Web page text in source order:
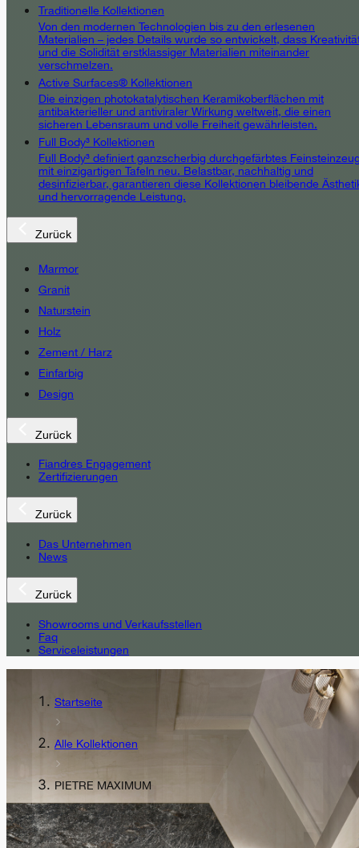
Traditionelle Kollektionen
Von den modernen Technologien bis zu den erlesenen
Materialien – jedes Details wurde so entwickelt, dass
und die Solidität erstklassiger Materialien miteinander
verschmelzen.
Active Surfaces® Kollektionen
Die einzigen photokatalytischen Keramikoberflächen mit
antibakterieller und antiviraler Wirkung weltweit, die einen
sicheren Lebensraum und volle Freiheit gewährleisten.
Full Body³ Kollektionen
Full Body³ definiert ganzscherbig durchgefärbtes
mit einzigartigen Tafeln neu. Belastbar, nachhaltig und
desinfizierbar, garantieren diese Kollektionen bleibende
und hervorragende Leistung.
Zurück
Marmor
Granit
Naturstein
Holz
Zement / Harz
Einfarbig
Design
Zurück
Fiandres Engagement
Zertifizierungen
Zurück
Das Unternehmen
News
Zurück
Showrooms und Verkaufsstellen
Faq
Serviceleistungen
Startseite
Alle Kollektionen
PIETRE MAXIMUM